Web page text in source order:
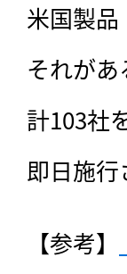
米国製
それが
計103社
即日施行
【参考】